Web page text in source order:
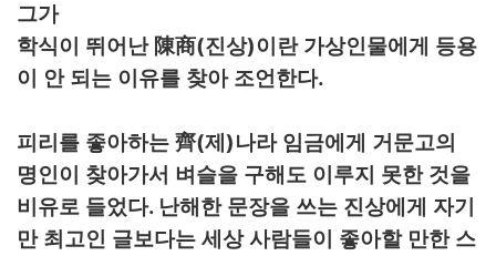
그가
학식이 뛰어난 陳商(진상)이란 가상인물에게 등용
이 안 되는 이유를 찾아 조언한다.
피리를 좋아하는 齊(제 )나라 임금에게 거문고의
명인이 찾아가서 벼슬을 구해도 이루지 못한 것을
비유로 들었다. 난해한 문장을 쓰는 진상에게 자기
만 최고인 글보다는 세상 사람들이 좋아할 만한 스